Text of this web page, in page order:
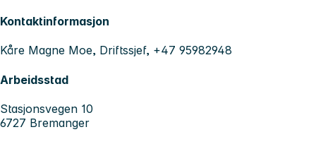
Kontaktinformasjon
Kåre Magne Moe, Driftssjef, +47 95982948
Arbeidsstad
Stasjonsvegen 10
6727 Bremanger